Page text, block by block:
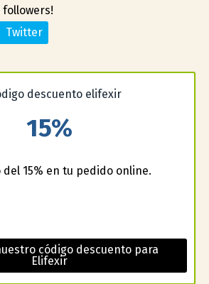
followers!
Twitter
15%
15% en tu pedido online.
código descuento para
Elifexir